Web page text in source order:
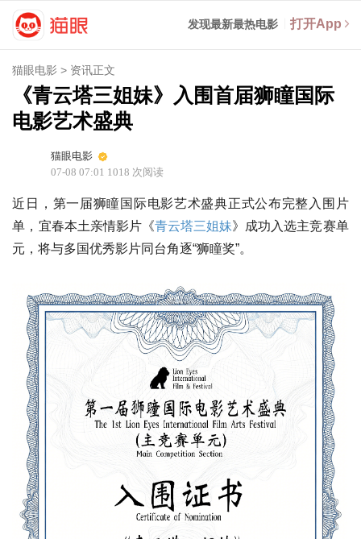
发现最新最热电影 打开App
猫眼电影 > 资讯正文
《青云塔三姐妹》入围首届狮瞳国际
电影艺术盛典
猫眼电影
07-08 07:01 1018 次阅读
近日，第一届狮瞳国际电影艺术盛典正式公布完整入围片
单，宜春本土亲情影片《青云塔三姐妹》成功入选主竞赛单
元，将与多国优秀影片同台角逐“狮瞳奖”。